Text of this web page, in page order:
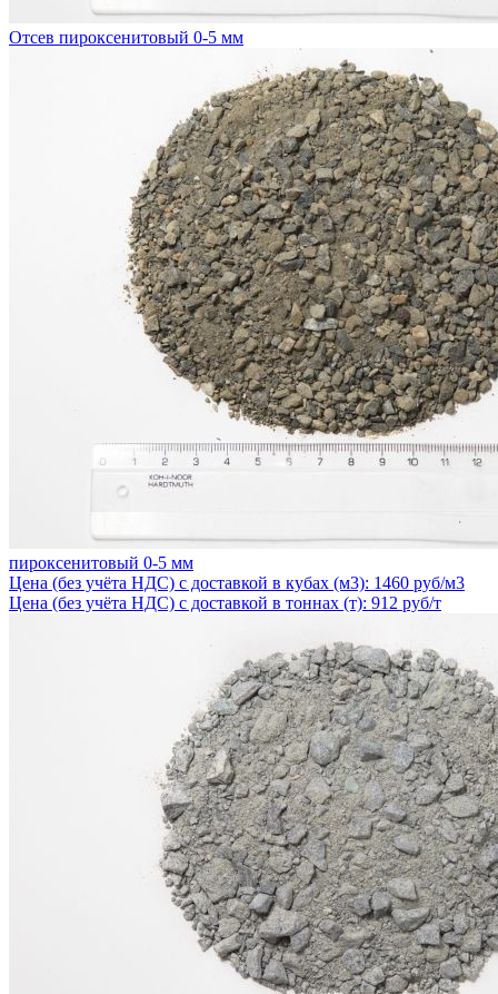
Отсев пироксенитовый 0-5 мм
пироксенитовый 0-5 мм
Цена (без учёта НДС) с доставкой в кубах (м3): 1460 руб/м3
Цена (без учёта НДС) с доставкой в тоннах (т): 912 руб/т